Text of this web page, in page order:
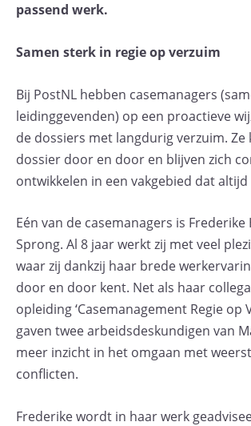
passend werk.
Samen sterk in regie op verzuim
Bij PostNL hebben casemanagers
leidinggevenden) op een proactieve
de dossiers met langdurig verzuim. Ze
dossier door en door en blijven zich
ontwikkelen in een vakgebied dat altijd
Eén van de casemanagers is
Sprong. Al 8 jaar werkt zij met veel
waar zij dankzij haar brede
door en door kent. Net als haar
opleiding ‘Casemanagement Regie op
gaven twee arbeidsdeskundigen van
meer inzicht in het omgaan met
conflicten.
Frederike wordt in haar werk